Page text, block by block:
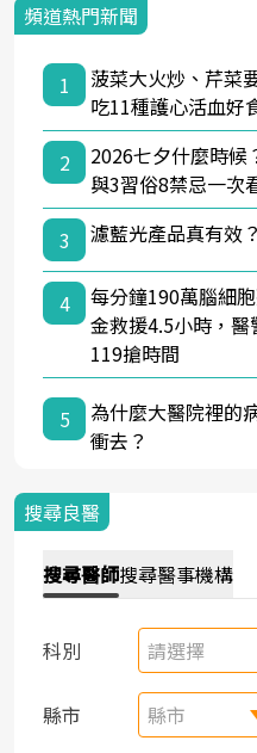
頻道熱門新聞
1
菠菜大火炒、芹菜
吃11種護心活血好
2
2026七夕什麼時候
與3習俗8禁忌一次
3
濾藍光產品真有
4
每分鐘190萬腦細
金救援4.5小時，
119搶時間
5
為什麼大醫院裡的
衝去？
搜尋良醫
搜尋醫師搜尋醫事機構
科別 請選擇
縣市 縣市